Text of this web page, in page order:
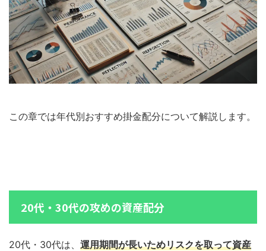
この章では年代別おすすめ掛金配分について解説します。
20代・30代の攻めの資産配分
20代・30代は、 運用期間が長いためリスクを取って資産